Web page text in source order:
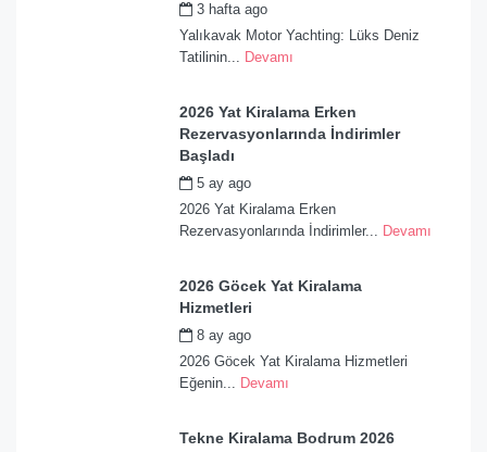
3 hafta ago
Yalıkavak Motor Yachting: Lüks Deniz
Tatilinin... Devamı
2026 Yat Kiralama Erken
Rezervasyonlarında İndirimler
Başladı
5 ay ago
2026 Yat Kiralama Erken
Rezervasyonlarında İndirimler... Devamı
2026 Göcek Yat Kiralama
Hizmetleri
8 ay ago
2026 Göcek Yat Kiralama Hizmetleri
Eğenin... Devamı
Tekne Kiralama Bodrum 2026